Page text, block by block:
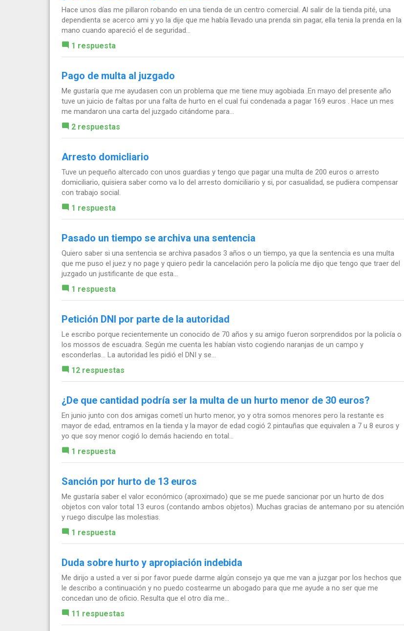
Hace unos días me pillaron robando en una tienda de un centro comercial. Al salir de la tienda pité, una
dependienta se acerco ami y yo la dije que me había llevado una prenda sin pagar, ella tenia la prenda en la
mano cuando apareció el de seguridad...
1 respuesta
Pago de multa al juzgado
Me gustaría que me ayudasen con un problema que me tiene muy agobiada .En mayo del presente año
tuve un juicio de faltas por una falta de hurto en el cual fui condenada a pagar 169 euros . Hace un mes
me mandaron una carta del juzgado citándome para...
2 respuestas
Arresto domicliario
Tuve un pequeño altercado con unos guardias y tengo que pagar una multa de 200 euros o arresto
domiciliario, quisiera saber como va lo del arresto domiciliario y si, por casualidad, se pudiera compensar
con trabajo social.
1 respuesta
Pasado un tiempo se archiva una sentencia
Quiero saber si una sentencia se archiva pasados 3 años o un tiempo, ya que la sentencia es una multa
que me puso el juez y no page y quiero pedir la cancelación pero la policía me dijo que tengo que traer del
juzgado un justificante de que esta...
1 respuesta
Petición DNI por parte de la autoridad
Le escribo porque recientemente un conocido de 70 años y su amigo fueron sorprendidos por la policía o
los mossos de escuadra. Según me cuenta les habían visto cogiendo naranjas de un campo y
esconderlas... La autoridad les pidió el DNI y se...
12 respuestas
¿De que cantidad podría ser la multa de un hurto menor de 30 euros?
En junio junto con dos amigas cometí un hurto menor, yo y otra somos menores pero la restante es
mayor de edad, entramos en la tienda y la mayor de edad cogió 2 pintauñas que equivalen a 7 u 8 euros y
yo que soy menor cogió lo demás haciendo en total...
1 respuesta
Sanción por hurto de 13 euros
Me gustaría saber el valor económico (aproximado) que se me puede sancionar por un hurto de dos
objetos con valor total 13 euros (contando ambos objetos). Muchas gracias de antemano por su atención
y ruego disculpe las molestias.
1 respuesta
Duda sobre hurto y apropiación indebida
Me dirijo a usted a ver si por favor puede darme algún consejo ya que me van a juzgar por los hechos que
le describo a continuación y no puedo costearme un abogado para que me ayude a no ser que me
concedan uno de oficio. Resulta que el otro día me...
11 respuestas